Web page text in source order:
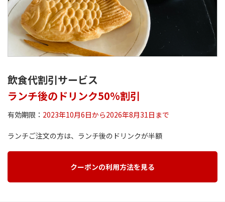
飲食代割引サービス
ランチ後のドリンク50%割引
有効期限： 2023年10月6日から2026年8月31日まで
ランチご注文の方は、ランチ後のドリンクが半額
クーポンの利用方法を見る